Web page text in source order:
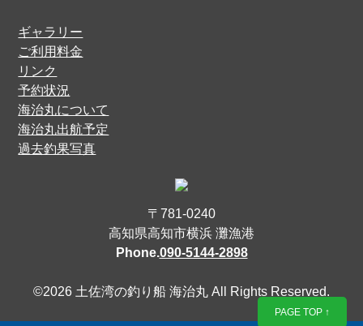
ギャラリー
ご利用料金
リンク
予約状況
海治丸について
海治丸出航予定
過去釣果写真
〒781-0240
高知県高知市横浜 灘漁港
Phone.090-5144-2898
©2026 土佐湾の釣り船 海治丸 All Rights Reserved.
PAGE TOP ↑